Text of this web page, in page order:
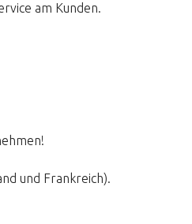
am Kunden.
und Frankreich).